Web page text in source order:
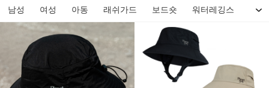
남성 여성 아동 래쉬가드 보드숏 워터레깅스 비
메뉴